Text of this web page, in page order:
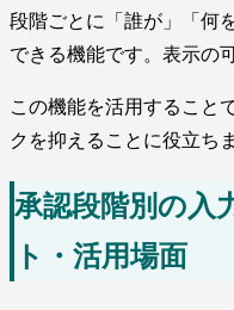
段階ごとに「誰が」「何
できる機能です。表示の
この機能を活用すること
クを抑えることに役立ち
承認段階別の入
ト・活用場面